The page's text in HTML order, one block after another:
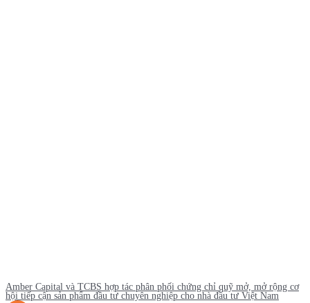
Amber Capital và TCBS hợp tác phân phối chứng chỉ quỹ mở, mở rộng cơ
hội tiếp cận sản phẩm đầu tư chuyên nghiệp cho nhà đầu tư Việt Nam